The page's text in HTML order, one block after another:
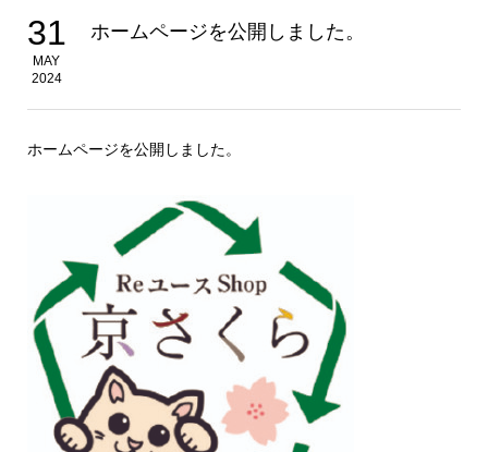
31
MAY
2024
ホームページを公開しました。
ホームページを公開しました。